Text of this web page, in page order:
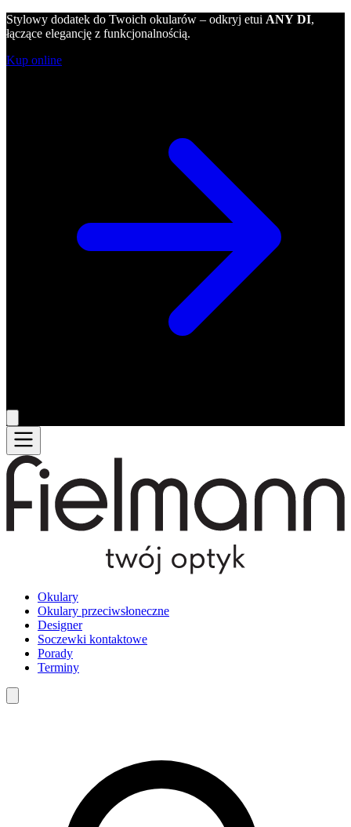
Stylowy dodatek do Twoich okularów – odkryj etui ANY DI,
łączące elegancję z funkcjonalnością.
Kup online
Okulary
Okulary przeciwsłoneczne
Designer
Soczewki kontaktowe
Porady
Terminy